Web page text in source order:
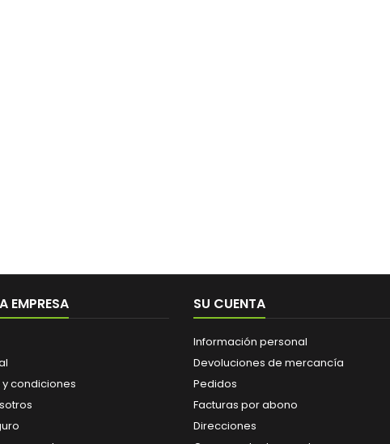
EMPRESA
condiciones
SU CUENTA
Información personal
Devoluciones de mercancía
Pedidos
Facturas por abono
Direcciones